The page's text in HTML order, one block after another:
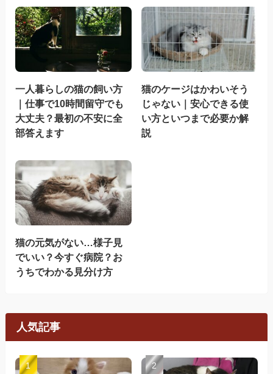
一人暮らしの猫の飼い方
｜仕事で10時間留守でも
大丈夫？最初の不安に全
部答えます
猫のケージはかわいそう
じゃない｜安心できる使
い方といつまで必要か解
説
猫の元気がない…様子見
でいい？今すぐ病院？お
うちでわかる見分け方
人気記事